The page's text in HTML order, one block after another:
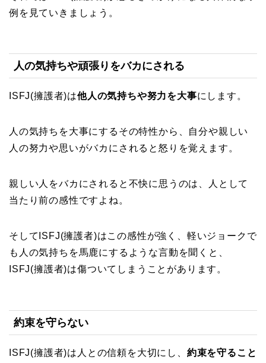
例を見ていきましょう。
人の気持ちや頑張りをバカにされる
ISFJ(擁護者)は他人の気持ちや努力を大事にします。
人の気持ちを大事にするその特性から、自分や親しい
人の努力や思いがバカにされると怒りを覚えます。
親しい人をバカにされると不快に思うのは、人として
当たり前の感性ですよね。
そしてISFJ(擁護者)はこの感性が強く、軽いジョークで
も人の気持ちを馬鹿にするような言動を聞くと、
ISFJ(擁護者)は傷ついてしまうことがあります。
約束を守らない
ISFJ(擁護者)は人との信頼を大切にし、 約束を守ること